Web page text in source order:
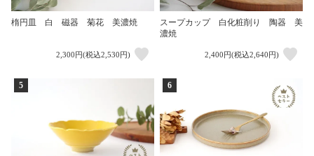
楕円皿 白 磁器 菊花 美濃焼
2,300円(税込2,530円)
スープカップ 白化粧削り 陶器 美
濃焼
2,400円(税込2,640円)
5 6